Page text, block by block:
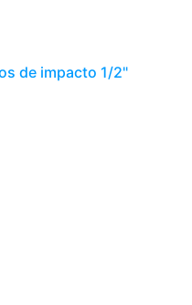
de impacto 1/2"